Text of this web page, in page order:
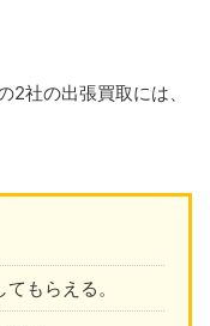
2社の出張買取には、
もらえる。